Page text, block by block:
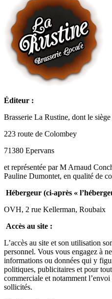
Éditeur :
Brasserie La Rustine, dont le siège
223 route de Colombey
71380 Epervans
et représentée par M Arnaud
Pauline Dumontet, en qualité de
Hébergeur (ci-après «
OVH, 2 rue Kellerman, Roubaix
Accès au site :
L’accès au site et son utilisation
personnel. Vous vous engagez à
informations ou données qui y
politiques, publicitaires et pour
commerciale et notamment
sollicités.